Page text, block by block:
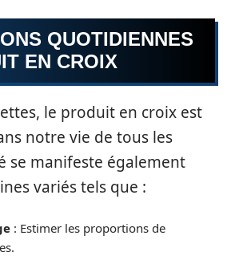
QUOTIDIENNES
EN CROIX
le produit en croix est
notre vie de tous les
se manifeste également
variés tels que :
: Estimer les proportions de